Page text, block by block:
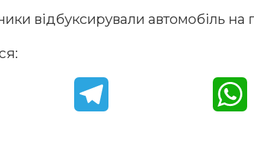
відбуксирували автомобіль